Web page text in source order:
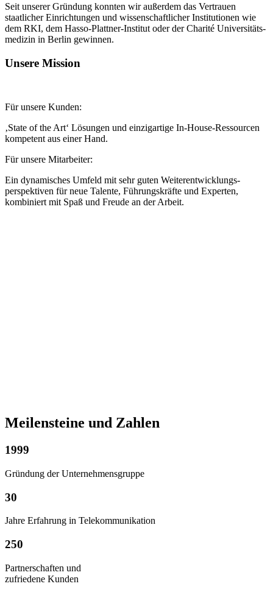
Seit unserer Gründung konnten wir außerdem das Vertrauen
staatlicher Ein­richtungen und wissen­schaftlicher Institutionen wie
dem RKI, dem Hasso-Plattner-Institut oder der Charité Universitäts­
medizin in Berlin gewinnen.
Unsere Mission
Für unsere Kunden:
‚State of the Art‘ Lösungen und einzig­artige In-House-Ressourcen
kompetent aus einer Hand.
Für unsere Mitarbeiter:
Ein dynamisches Umfeld mit sehr guten Weiter­entwicklungs­
perspektiven für neue Talente, Führungs­kräfte und Experten,
kombiniert mit Spaß und Freude an der Arbeit.
Meilen­steine und Zahlen
1999
Gründung der Unternehmens­gruppe
30
Jahre Er­fahrung in Telekomm­unikation
250
Partner­schaften und
zufriedene Kunden